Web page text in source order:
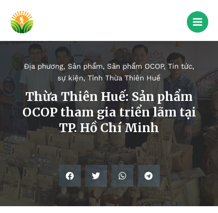
Địa phương, Sản phẩm, Sản phẩm OCOP,Tin tức,
sự kiện,Tỉnh Thừa Thiên Huế
Thừa Thiên Huế: Sản phẩm
OCOP tham gia triển lãm tại
TP. Hồ Chí Minh